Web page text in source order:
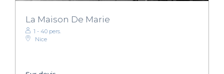
La Maison De Marie
1 - 40 pers.
Nice